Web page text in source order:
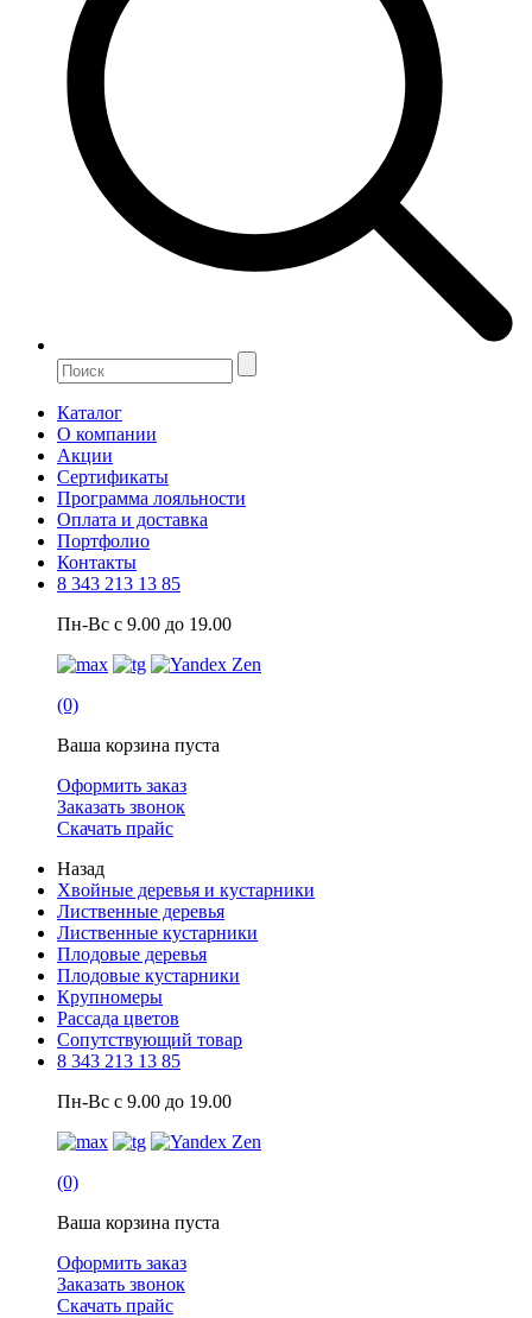
Каталог
О компании
Акции
Сертификаты
Программа лояльности
Оплата и доставка
Портфолио
Контакты
8 343 213 13 85
Пн-Вс с 9.00 до 19.00
(0)
Ваша корзина пуста
Оформить заказ
Заказать звонок
Скачать прайс
Назад
Хвойные деревья и кустарники
Лиственные деревья
Лиственные кустарники
Плодовые деревья
Плодовые кустарники
Крупномеры
Рассада цветов
Сопутствующий товар
8 343 213 13 85
Пн-Вс с 9.00 до 19.00
(0)
Ваша корзина пуста
Оформить заказ
Заказать звонок
Скачать прайс